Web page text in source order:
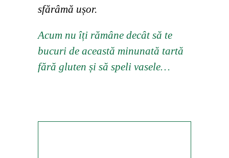
sfărâmă ușor.
Acum nu îți rămâne decât să te
bucuri de această minunată tartă
fără gluten și să speli vasele…